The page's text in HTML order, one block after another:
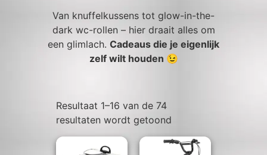
Van knuffelkussens tot glow-in-the-
dark wc-rollen – hier draait alles om
een glimlach. Cadeaus die je eigenlijk
zelf wilt houden 😉
Resultaat 1–16 van de 74
resultaten wordt getoond